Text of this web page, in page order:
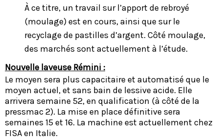
À ce titre, un travail sur l’apport de rebroyé
(moulage) est en cours, ainsi que sur le
recyclage de pastilles d’argent. Côté moulage,
des marchés sont actuellement à l’étude.
Nouvelle laveuse Rémini :
Le moyen sera plus capacitaire et automatisé que le
moyen actuel, et sans bain de lessive acide. Elle
arrivera semaine 52, en qualification (à côté de la
pressmac 2). La mise en place définitive sera
semaines 15 et 16. La machine est actuellement chez
FISA en Italie.